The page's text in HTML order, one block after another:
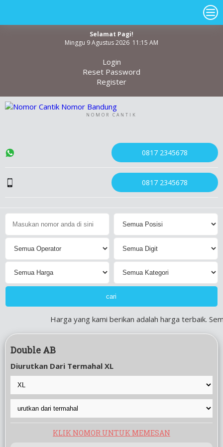
Selamat Pagi!
Minggu 9 Agustus 2026 11:15 AM
Login
Reset Password
Register
NOMOR CANTIK
0817 2345678
0817 2345678
Harga yang kami berikan adalah harga terbaik.
Double AB
Diurutkan Dari Termahal XL
KLIK NOMOR UNTUK MEMESAN